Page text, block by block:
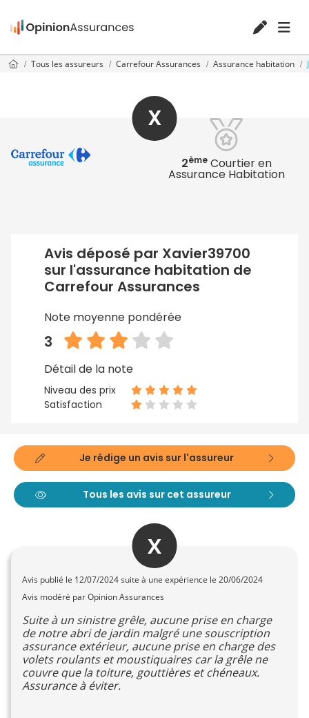
Tous les assureurs Carrefour Assurances Assurance habitation
X
Avis déposé par Xavier39700
sur l'assurance habitation de
Carrefour Assurances
Note moyenne pondérée
3
Détail de la note
Niveau des prix
Satisfaction
2ème Courtier en
Assurance Habitation
Je rédige un avis sur l'assureur
Tous les avis sur cet assureur
X
Avis publié le 12/07/2024suite à une expérience le 20/06/2024
Avis modéré par Opinion Assurances
Suite à un sinistre grêle, aucune prise en charge
de notre abri de jardin malgré une souscription
assurance extérieur, aucune prise en charge des
volets roulants et moustiquaires car la grêle ne
couvre que la toiture, gouttières et chéneaux.
Assurance à éviter.